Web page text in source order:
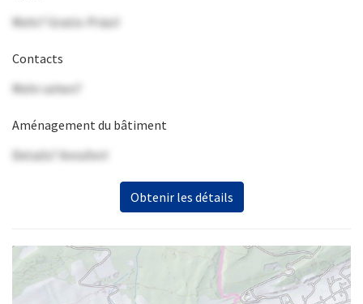
Mehr? Gratis-Präsi!
Contacts
Mehr sehen?
Aménagement du bâtiment
Details? Anrufen!
Obtenir les détails